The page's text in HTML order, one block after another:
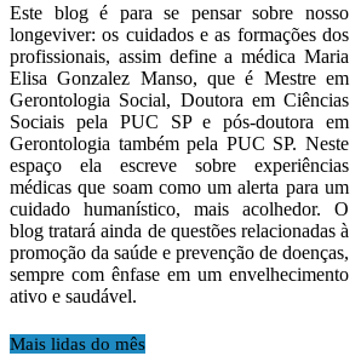
Este blog é para se pensar sobre nosso
longeviver: os cuidados e as formações dos
profissionais, assim define a médica Maria
Elisa Gonzalez Manso, que é Mestre em
Gerontologia Social, Doutora em Ciências
Sociais pela PUC SP e pós-doutora em
Gerontologia também pela PUC SP. Neste
espaço ela escreve sobre experiências
médicas que soam como um alerta para um
cuidado humanístico, mais acolhedor. O
blog tratará ainda de questões relacionadas à
promoção da saúde e prevenção de doenças,
sempre com ênfase em um envelhecimento
ativo e saudável.
Mais lidas do mês